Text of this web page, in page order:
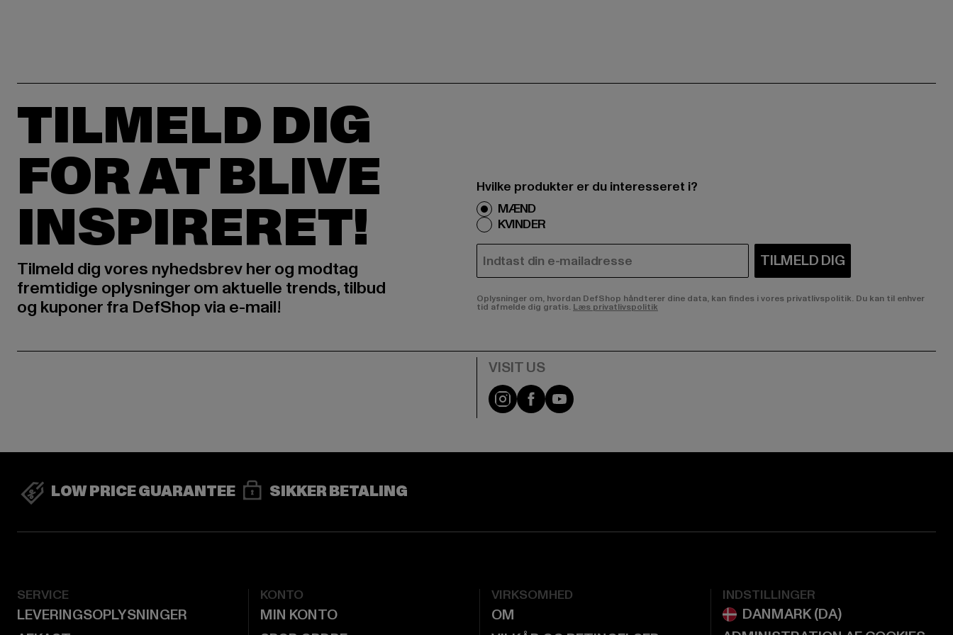
TILMELD DIG
FOR AT BLIVE
INSPIRERET!
Tilmeld dig vores nyhedsbrev her og modtag
fremtidige oplysninger om aktuelle trends, tilbud
og kuponer fra DefShop via e-mail!
Hvilke produkter er du interesseret i?
MÆND
KVINDER
E-MAIL TILMELD DIG
Oplysninger om, hvordan DefShop håndterer dine data, kan findes i vores privatlivspolitik. Du kan til enhver
tid afmelde dig gratis. Læs privatlivspolitik
Visit our Instagram page:
Visit our Facebook page:
Visit our YouTube channel:
LOW PRICE GUARANTEE SIKKER BETALING
SERVICE
LEVERINGSOPLYSNINGER
KONTO
MIN KONTO
VIRKSOMHED
OM
INDSTILLINGER